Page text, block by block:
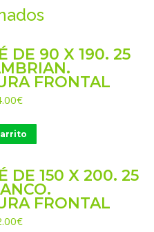
DE 90 X 190. 25
FRONTAL
€El
actual
es:
DE 150 X 200. 25
FRONTAL
€El